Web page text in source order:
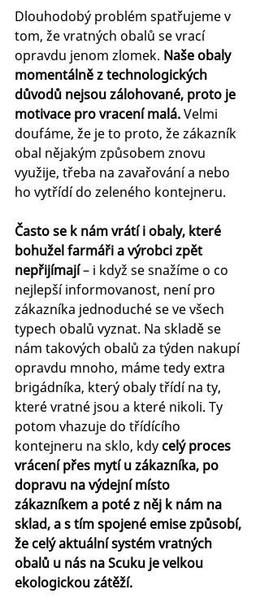
Dlouhodobý problém spatřujeme v
tom, že vratných obalů se vrací
opravdu jenom zlomek. Naše obaly
momentálně z technologických
důvodů nejsou zálohované, proto je
motivace pro vracení malá. Velmi
doufáme, že je to proto, že zákazník
obal nějakým způsobem znovu
využije, třeba na zavařování a nebo
ho vytřídí do zeleného kontejneru.
Často se k nám vrátí i obaly, které
bohužel farmáři a výrobci zpět
nepřijímají – i když se snažíme o co
nejlepší informovanost, není pro
zákazníka jednoduché se ve všech
typech obalů vyznat. Na skladě se
nám takových obalů za týden nakupí
opravdu mnoho, máme tedy extra
brigádníka, který obaly třídí na ty,
které vratné jsou a které nikoli. Ty
potom vhazuje do třídícího
kontejneru na sklo, kdy celý proces
vrácení přes mytí u zákazníka, po
dopravu na výdejní místo
zákazníkem a poté z něj k nám na
sklad, a s tím spojené emise způsobí,
že celý aktuální systém vratných
obalů u nás na Scuku je velkou
ekologickou zátěží.